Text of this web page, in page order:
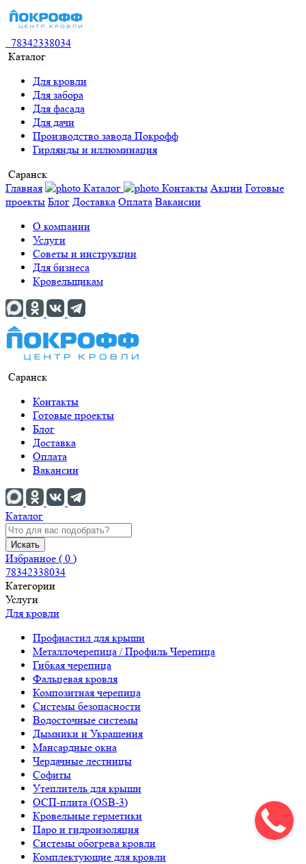
78342338034
Каталог
Для кровли
Для забора
Для фасада
Для дачи
Производство завода Покрофф
Гирлянды и иллюминация
Саранск
Главная
Каталог Контакты Акции Готовые
проекты Блог Доставка Оплата Вакансии
О компании
Услуги
Советы и инструкции
Для бизнеса
Кровельщикам
Саранск
Контакты
Готовые проекты
Блог
Доставка
Оплата
Вакансии
Каталог
Искать
Избранное ( 0 )
78342338034
Категории
Услуги
Для кровли
Профнастил для крыши
Металлочерепица / Профиль Черепица
Гибкая черепица
Фальцевая кровля
Композитная черепица
Системы безопасности
Водосточные системы
Дымники и Украшения
Мансардные окна
Чердачные лестницы
Софиты
Утеплитель для крыши
ОСП-плита (OSB-3)
Кровельные герметики
Паро и гидроизоляция
Системы обогрева кровли
Комплектующие для кровли